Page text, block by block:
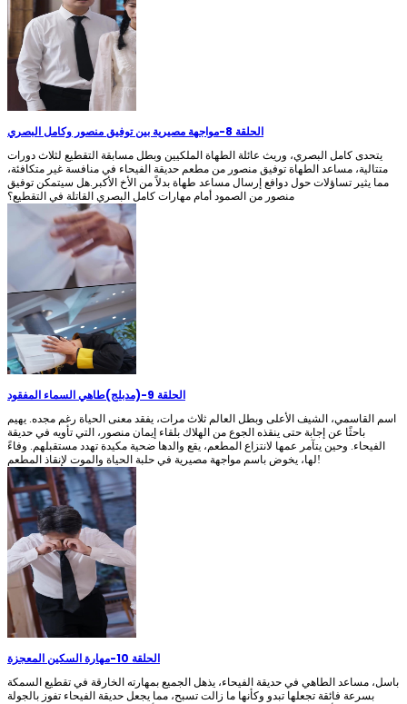
الحلقة 8 -مواجهة مصيرية بين توفيق منصور وكامل البصري
يتحدى كامل البصري، وريث عائلة الطهاة الملكيين وبطل مسابقة التقطيع لثلاث دورات
متتالية، مساعد الطهاة توفيق منصور من مطعم حديقة الفيحاء في منافسة غير متكافئة،
مما يثير تساؤلات حول دوافع إرسال مساعد طهاة بدلاً من الأخ الأكبر.هل سيتمكن توفيق
منصور من الصمود أمام مهارات كامل البصري القاتلة في التقطيع؟
الحلقة 9 -(مدبلج)طاهي السماء المفقود
اسم القاسمي، الشيف الأعلى وبطل العالم ثلاث مرات، يفقد معنى الحياة رغم مجده. يهيم
باحثًا عن إجابة حتى ينقذه الجوع من الهلاك بلقاء إيمان منصور، التي تأويه في حديقة
الفيحاء. وحين يتآمر عمها لانتزاع المطعم، يقع والدها ضحية مكيدة تهدد مستقبلهم. وفاءً
لها، يخوض باسم مواجهة مصيرية في حلبة الحياة والموت لإنقاذ المطعم!
الحلقة 10 -مهارة السكين المعجزة
باسل، مساعد الطاهي في حديقة الفيحاء، يذهل الجميع بمهارته الخارقة في تقطيع السمكة
بسرعة فائقة تجعلها تبدو وكأنها ما زالت تسبح، مما يجعل حديقة الفيحاء تفوز بالجولة